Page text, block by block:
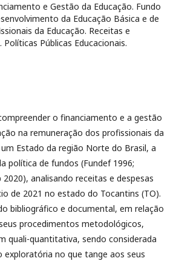
e Gestão da Educação. Fundo
da Educação Básica e de
da Educação. Receitas e
Políticas Públicas Educacionais.
o financiamento e a gestão
na remuneração dos profissionais da
Estado da região Norte do Brasil, a
política de fundos (Fundef 1996;
2020), analisando receitas e despesas
de 2021 no estado do Tocantins (TO).
bibliográfico e documental, em relação
procedimentos metodológicos,
quali-quantitativa, sendo considerada
exploratória no que tange aos seus